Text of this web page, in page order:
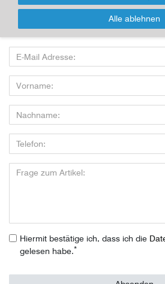
Wenn Sie den Artikel kaufen möchten,
nutzen:
Hiermit bestätige ich, dass ich die
gelesen habe.*
Alle ablehnen